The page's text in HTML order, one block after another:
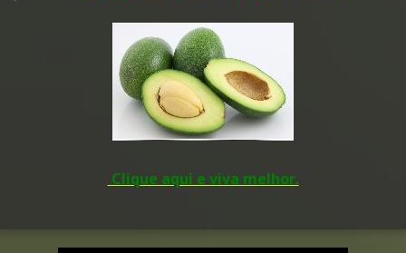
Clique aqui e viva melhor.